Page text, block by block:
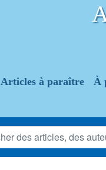
Articles à paraître À